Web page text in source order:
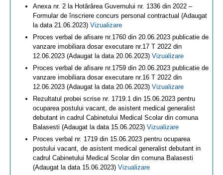
Anexa nr. 2 la Hotărârea Guvernului nr. 1336 din 2022 –
Formular de înscriere concurs personal contractual (Adaugat
la data 21.06.2023) Vizualizare
Proces verbal de afisare nr.1760 din 20.06.2023 publicatie de
vanzare imobiliara dosar executare nr.17 T 2022 din
12.06.2023 (Adaugat la data 20.06.2023) Vizualizare
Proces verbal de afisare nr.1759 din 20.06.2023 publicatie de
vanzare imobiliara dosar executare nr.16 T 2022 din
12.06.2023 (Adaugat la data 20.06.2023) Vizualizare
Rezultatul probei scrise nr. 1719.1 din 15.06.2023 pentru
ocuparea postului vacant, de asistent medical generalist
debutant in cadrul Cabinetului Medical Scolar din comuna
Balasesti (Adaugat la data 15.06.2023) Vizualizare
Proces verbal nr. 1719 din 15.06.2023 pentru ocuparea
postului vacant, de asistent medical generalist debutant in
cadrul Cabinetului Medical Scolar din comuna Balasesti
(Adaugat la data 15.06.2023) Vizualizare